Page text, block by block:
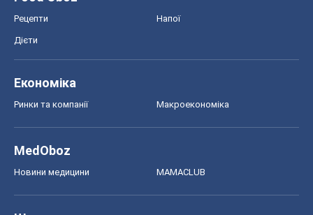
Рецепти Напої
Дієти
Економіка
Ринки та компанії Макроекономіка
MedOboz
Новини медицини MAMACLUB